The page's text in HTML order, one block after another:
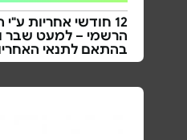
12 חודשי אחריות ע"י
הרשמי – למעט שבר
בהתאם לתנאי